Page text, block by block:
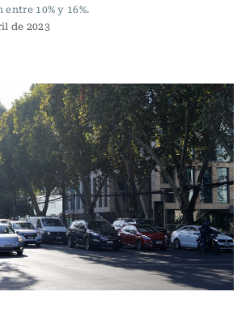
10% y 16%.
de 2023